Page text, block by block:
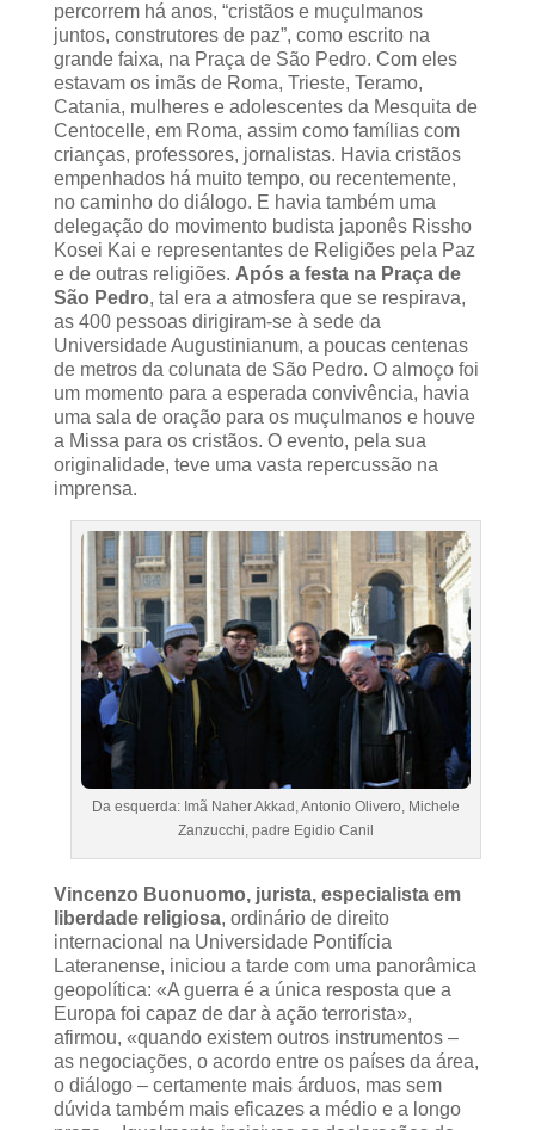
percorrem há anos, “cristãos e muçulmanos
juntos, construtores de paz”, como escrito na
grande faixa, na Praça de São Pedro. Com eles
estavam os imãs de Roma, Trieste, Teramo,
Catania, mulheres e adolescentes da Mesquita de
Centocelle, em Roma, assim como famílias com
crianças, professores, jornalistas. Havia cristãos
empenhados há muito tempo, ou recentemente,
no caminho do diálogo. E havia também uma
delegação do movimento budista japonês Rissho
Kosei Kai e representantes de Religiões pela Paz
e de outras religiões. Após a festa na Praça de
São Pedro, tal era a atmosfera que se respirava,
as 400 pessoas dirigiram-se à sede da
Universidade Augustinianum, a poucas centenas
de metros da colunata de São Pedro. O almoço foi
um momento para a esperada convivência, havia
uma sala de oração para os muçulmanos e houve
a Missa para os cristãos. O evento, pela sua
originalidade, teve uma vasta repercussão na
imprensa.
Da esquerda: Imã Naher Akkad, Antonio Olivero, Michele
Zanzucchi, padre Egidio Canil
Vincenzo Buonuomo, jurista, especialista em
liberdade religiosa, ordinário de direito
internacional na Universidade Pontifícia
Lateranense, iniciou a tarde com uma panorâmica
geopolítica: «A guerra é a única resposta que a
Europa foi capaz de dar à ação terrorista»,
afirmou, «quando existem outros instrumentos –
as negociações, o acordo entre os países da área,
o diálogo – certamente mais árduos, mas sem
dúvida também mais eficazes a médio e a longo